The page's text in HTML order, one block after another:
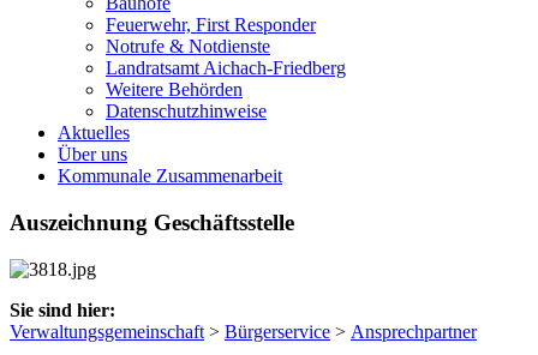
Feuerwehr, First Responder
Notrufe & Notdienste
Landratsamt Aichach-Friedberg
Weitere Behörden
Datenschutzhinweise
Aktuelles
Über uns
Kommunale Zusammenarbeit
Auszeichnung Geschäftsstelle
Sie sind hier:
Verwaltungsgemeinschaft > Bürgerservice > Ansprechpartner